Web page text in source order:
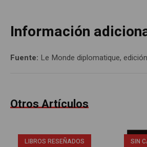
Información
Fuente: Le Monde diplomatique,
Otros Artículos
LIBROS RESEÑADOS SIN